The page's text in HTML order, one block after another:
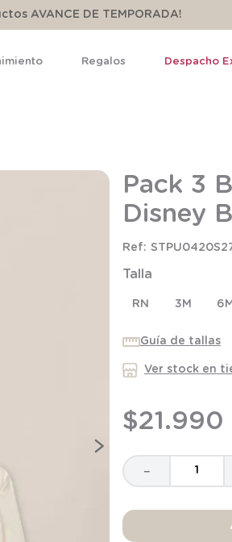
AVANCE DE TEMPORADA!
Regalos Despacho
Pack 3
Disney
Talla
RN 3M
Guía de tallas
Ver stock en
$21.990
－